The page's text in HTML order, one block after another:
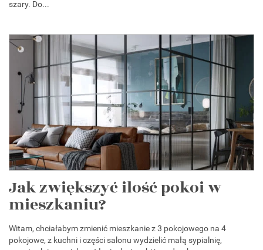
szary. Do...
Jak zwiększyć ilość pokoi w
mieszkaniu?
Witam, chciałabym zmienić mieszkanie z 3 pokojowego na 4
pokojowe, z kuchni i części salonu wydzielić małą sypialnię,